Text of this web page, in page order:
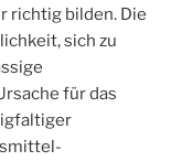
richtig bilden. Die
sich zu
für das